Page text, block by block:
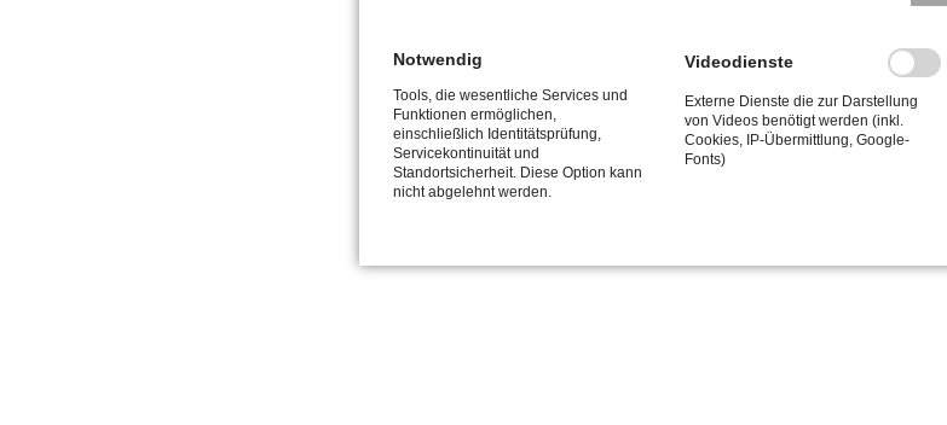
Notwendig
Tools, die wesentliche Services und
Funktionen ermöglichen,
einschließlich Identitätsprüfung,
Servicekontinuität und
Standortsicherheit. Diese Option kann
nicht abgelehnt werden.
Videodienste
Externe Dienste die zur Darstellung
von Videos benötigt werden (inkl.
Cookies, IP-Übermittlung, Google-
Fonts)